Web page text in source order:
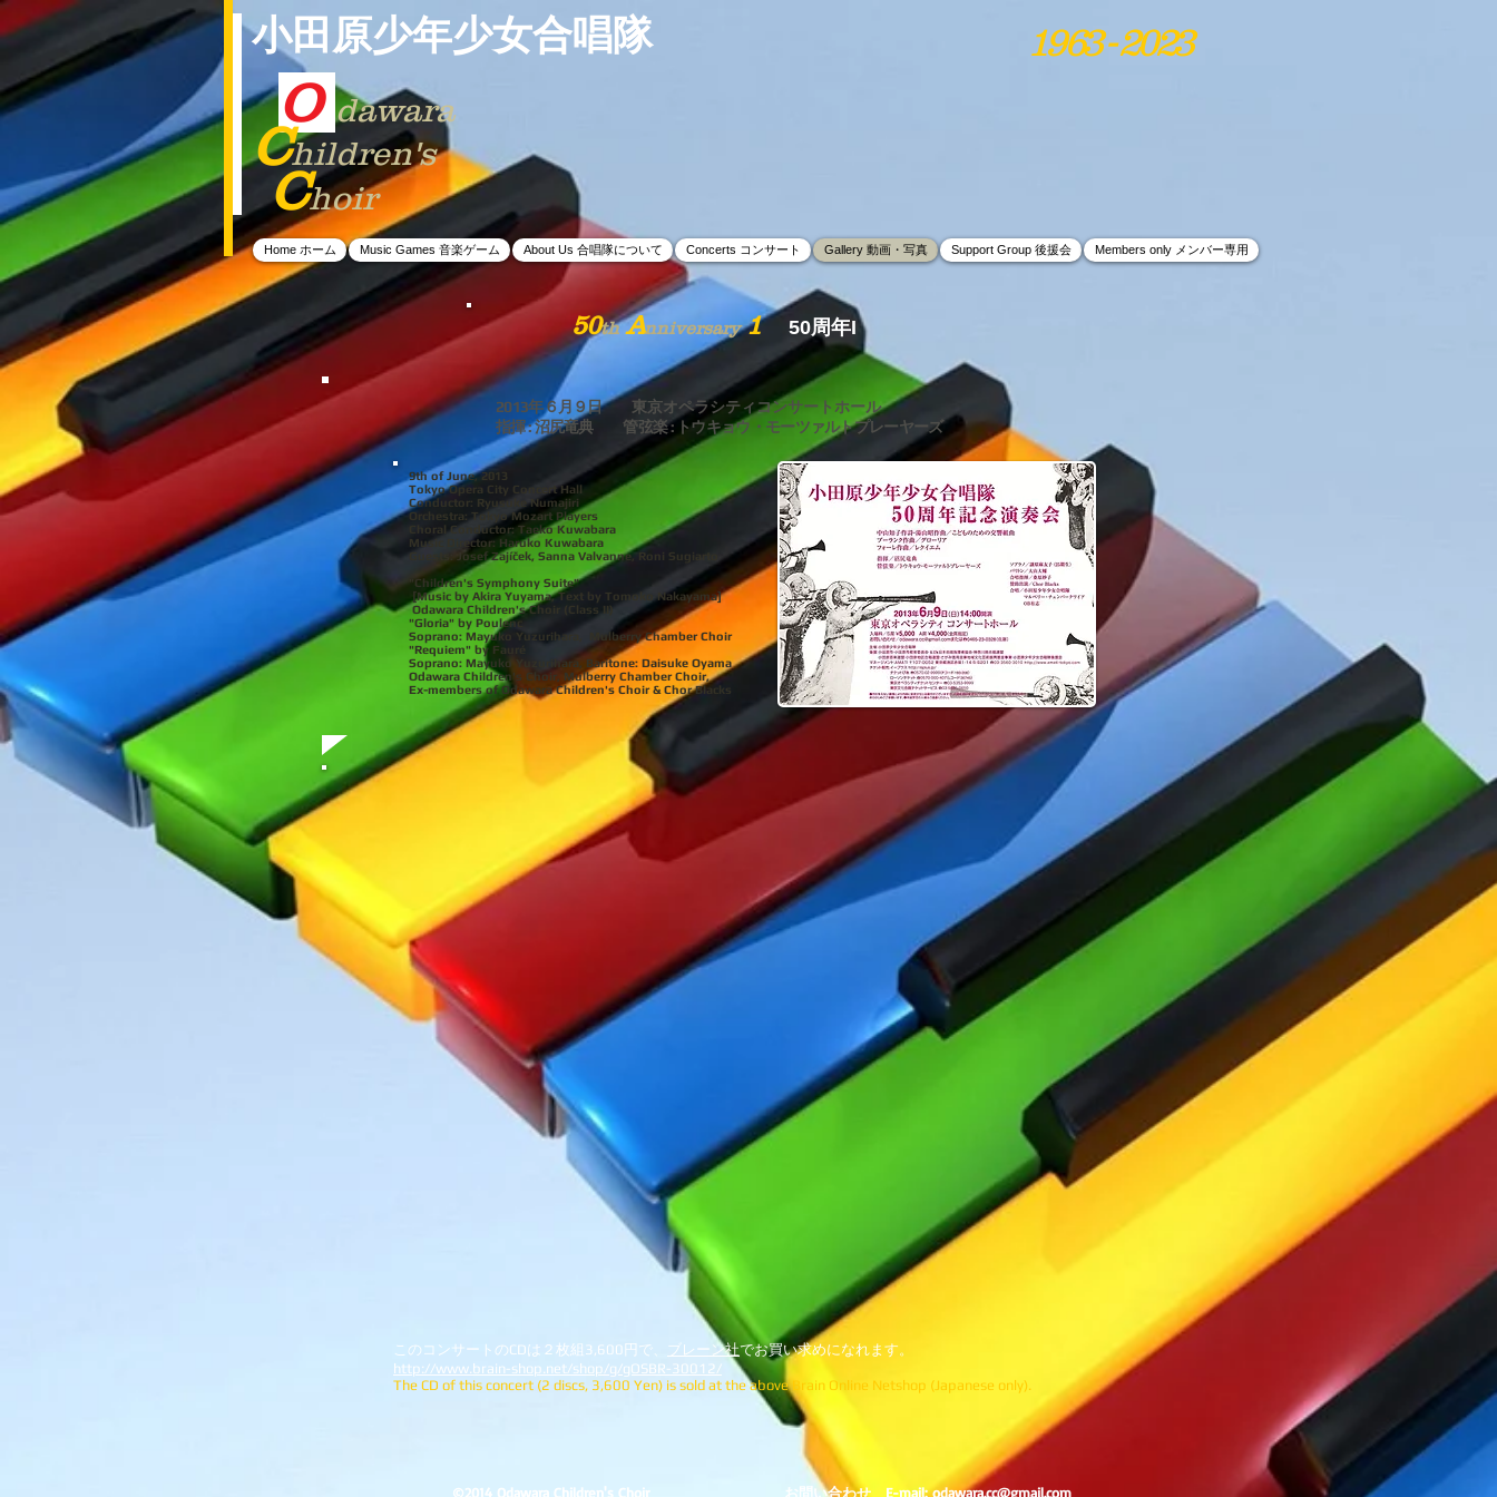
小田原少年少女合唱隊
O dawara
Children's
Choir
1963 - 2023
Home ホーム Music Games 音楽ゲーム About Us 合唱隊について Concerts コンサート Gallery 動画・写真 Support Group 後援会 Members only メンバー専用
50th Anniversary 150周年I
2013年６月９日東京オペラシティコンサートホール
指揮 : 沼尻竜典 管弦楽 : トウキョウ・モーツァルトプレーヤーズ
9th of June, 2013
Tokyo Opera City Concert Hall
Conductor: Ryusuke Numajiri
Orchestra: Tokyo Mozart Players
Choral Conductor: Taeko Kuwabara
Music Director: Haruko Kuwabara
Guests: Josef Zajíček, Sanna Valvanne, Roni Sugiarto
"Children's Symphony Suite"
[Music by Akira Yuyama, Text by Tomoko Nakayama]
Odawara Children's Choir (Class II)
"Gloria" by Poulenc
Soprano: Mayuko Yuzurihara, Mulberry Chamber Choir
"Requiem" by Fauré
Soprano: Mayuko Yuzurihara, Baritone: Daisuke Oyama
Odawara Children's Choir, Mulberry Chamber Choir,
Ex-members of Odawara Children's Choir & Chor Blacks
このコンサートのCDは２枚組3,600円で、 ブレーン社でお買い求めになれます。
http://www.brain-shop.net/shop/g/gOSBR-30012/
The CD of this concert (2 discs, 3,600 Yen) is sold at the above Brain Online Netshop (Japanese only).
©2014 Odawara Children's Choir お問い合わせ E-mail:odawara.cc@gmail.com